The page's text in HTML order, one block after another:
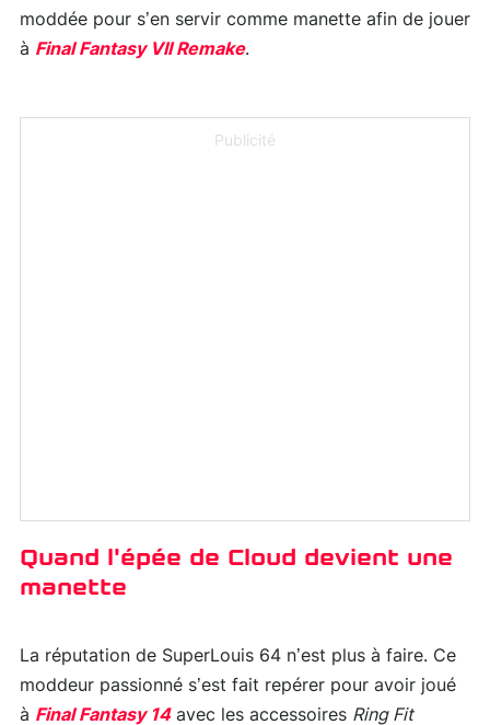
moddée pour s’en servir comme manette afin de jouer
à Final Fantasy VII Remake.
Publicité
Quand l'épée de Cloud devient une
manette
La réputation de SuperLouis 64 n’est plus à faire. Ce
moddeur passionné s’est fait repérer pour avoir joué
à Final Fantasy 14avec les accessoires Ring Fit